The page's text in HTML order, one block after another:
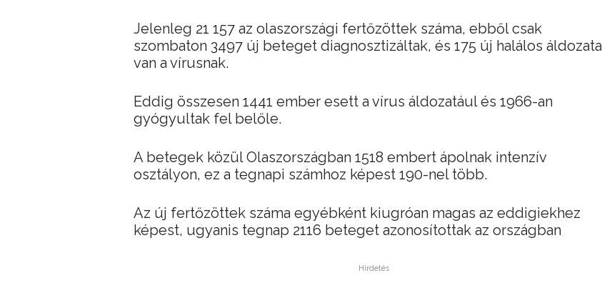
Jelenleg 21 157 az olaszországi fertőzöttek száma, ebből csak
szombaton 3497 új beteget diagnosztizáltak, és 175 új halálos áldozata
van a vírusnak.
Eddig összesen 1441 ember esett a vírus áldozatául és 1966-an
gyógyultak fel belőle.
A betegek közül Olaszországban 1518 embert ápolnak intenzív
osztályon, ez a tegnapi számhoz képest 190-nel több.
Az új fertőzöttek száma egyébként kiugróan magas az eddigiekhez
képest, ugyanis tegnap 2116 beteget azonosítottak az országban
Hirdetés